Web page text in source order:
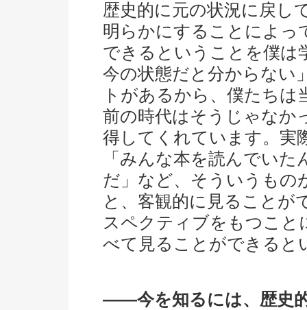
歴史的に元の状況に戻し
明らかにすることによっ
できるということを僕は
今の状態だと分からない
トがあるから、僕たち
前の時代はそうじゃなか
得してくれています。実
「みんな本を読んでい
だ」など、そういうもの
と、客観的に見ることが
スペクティブをもつこと
べて見ることができると
――今を知るには、歴史